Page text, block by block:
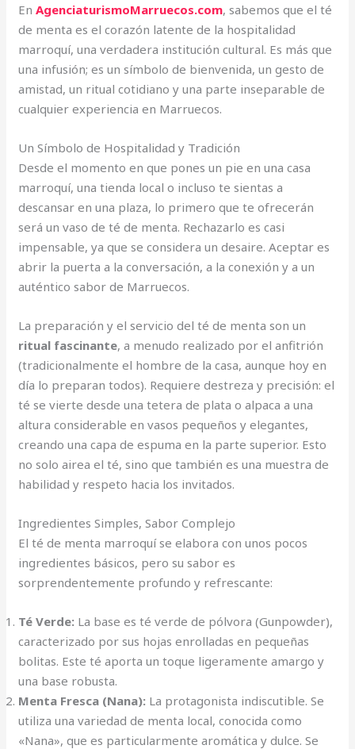
EnAgenciaturismoMarruecos.com, sabemos que el té
de menta es el corazón latente de la hospitalidad
marroquí, una verdadera institución cultural. Es más que
una infusión; es un símbolo de bienvenida, un gesto de
amistad, un ritual cotidiano y una parte inseparable de
cualquier experiencia en Marruecos.
Un Símbolo de Hospitalidad y Tradición
Desde el momento en que pones un pie en una casa
marroquí, una tienda local o incluso te sientas a
descansar en una plaza, lo primero que te ofrecerán
será un vaso de té de menta. Rechazarlo es casi
impensable, ya que se considera un desaire. Aceptar es
abrir la puerta a la conversación, a la conexión y a un
auténtico sabor de Marruecos.
La preparación y el servicio del té de menta son un
ritual fascinante, a menudo realizado por el anfitrión
(tradicionalmente el hombre de la casa, aunque hoy en
día lo preparan todos). Requiere destreza y precisión: el
té se vierte desde una tetera de plata o alpaca a una
altura considerable en vasos pequeños y elegantes,
creando una capa de espuma en la parte superior. Esto
no solo airea el té, sino que también es una muestra de
habilidad y respeto hacia los invitados.
Ingredientes Simples, Sabor Complejo
El té de menta marroquí se elabora con unos pocos
ingredientes básicos, pero su sabor es
sorprendentemente profundo y refrescante:
Té Verde: La base es té verde de pólvora (Gunpowder),
caracterizado por sus hojas enrolladas en pequeñas
bolitas. Este té aporta un toque ligeramente amargo y
una base robusta.
Menta Fresca (Nana): La protagonista indiscutible. Se
utiliza una variedad de menta local, conocida como
«Nana», que es particularmente aromática y dulce. Se